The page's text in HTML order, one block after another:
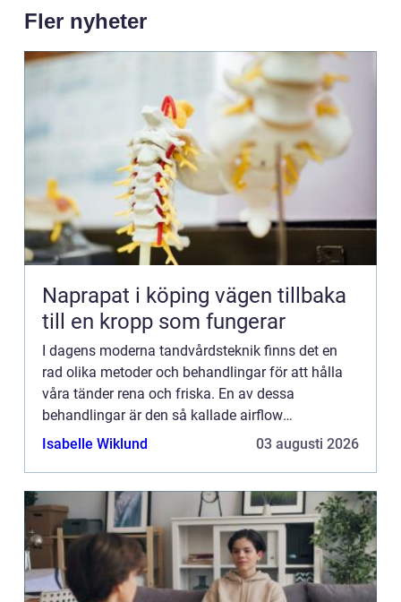
Fler nyheter
Naprapat i köping vägen tillbaka
till en kropp som fungerar
I dagens moderna tandvårdsteknik finns det en
rad olika metoder och behandlingar för att hålla
våra tänder rena och friska. En av dessa
behandlingar är den så kallade airflow
behandlingen, som använder en s...
Isabelle Wiklund 03 augusti 2026